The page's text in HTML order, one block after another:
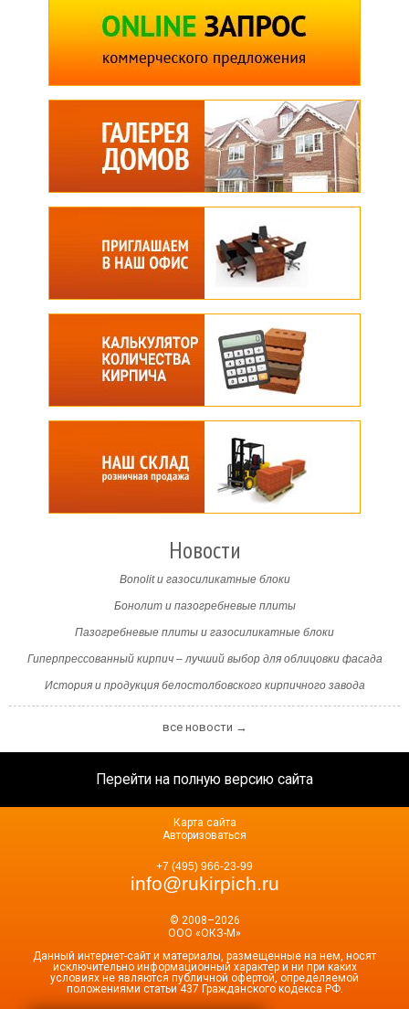
Новости
Bonolit и газосиликатные блоки
Бонолит и пазогребневые плиты
Пазогребневые плиты и газосиликатные блоки
Гиперпрессованный кирпич – лучший выбор для облицовки фасада
История и продукция белостолбовского кирпичного завода
все новости →
Перейти на полную версию сайта
© 2008–2026
ООО «ОКЗ-М»
Данный интернет-сайт и материалы, размещенные на нем, носят
исключительно информационный характер и ни при каких
условиях не являются публичной офертой, определяемой
положениями статьи 437 Гражданского кодекса РФ.
+7 (495) 966-23-99
info@rukirpich.ru
Карта сайта
Авторизоваться